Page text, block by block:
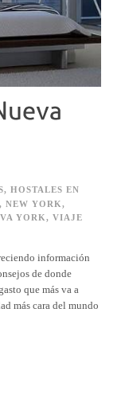
, HOSTALES EN
, NEW YORK,
YORK, VIAJE
información
de donde
que más va a
más cara del mundo